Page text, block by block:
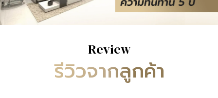
Review
รีวิวจากลูกค้า